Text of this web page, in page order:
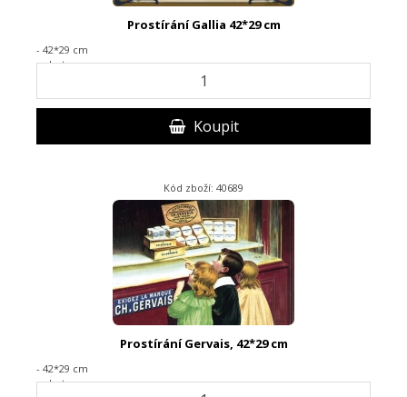
Prostírání Gallia 42*29 cm
- 42*29 cm
- plast
Koupit
Kód zboží: 40689
Prostírání Gervais, 42*29 cm
- 42*29 cm
- plast